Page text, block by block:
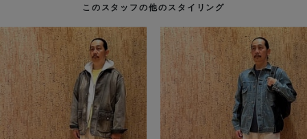
このスタッフの他のスタイリング